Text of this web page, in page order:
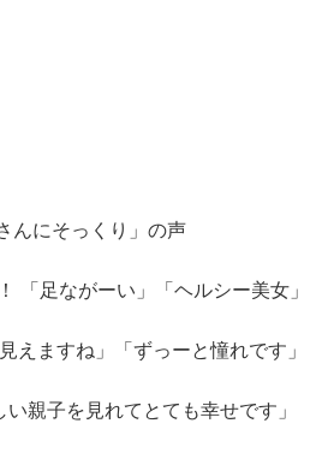
んにそっくり」の声
「足ながーい」「ヘルシー美女」
えますね」「ずっーと憧れです」
親子を見れてとても幸せです」